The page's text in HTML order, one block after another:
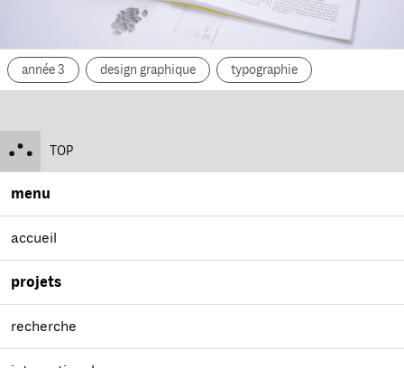
année 3 design graphique typographie
TOP
menu
accueil
projets
recherche